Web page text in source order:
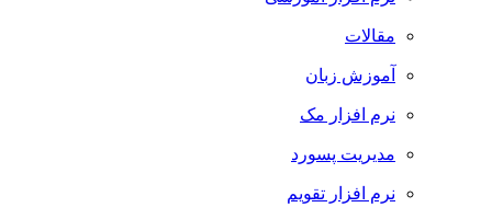
مقالات
آموزش زبان
نرم افزار مک
مدیریت پسورد
نرم افزار تقویم